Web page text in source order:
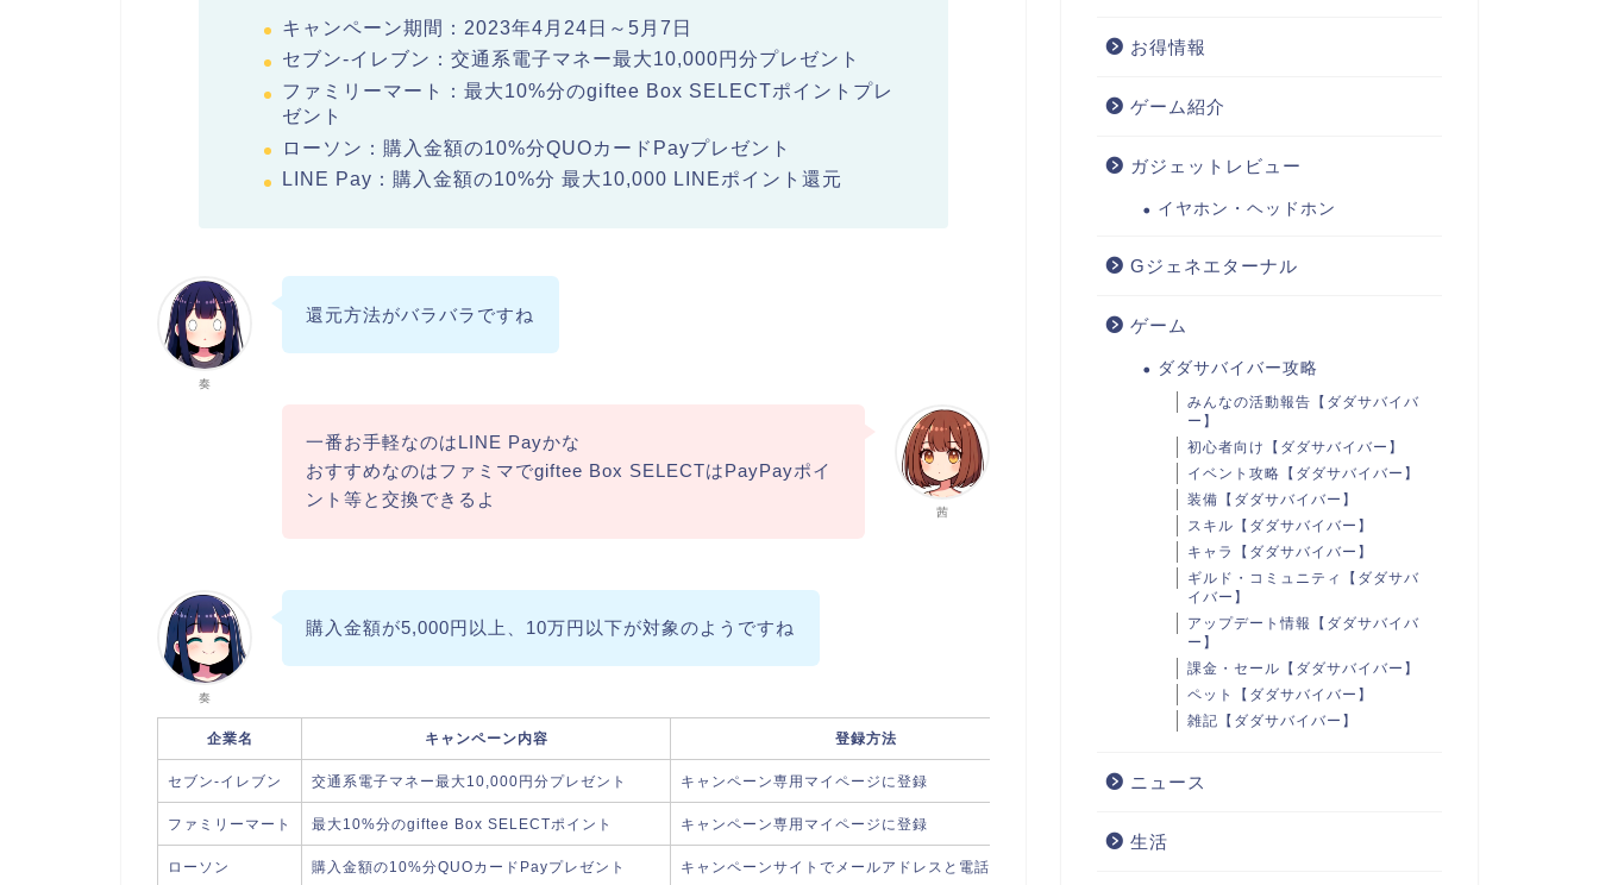
キャンペーン期間：2023年4月24日～5月7日
セブン-イレブン：交通系電子マネー最大10,000円分プレゼント
ファミリーマート：最大10%分のgiftee Box SELECTポイントプレ
ゼント
ローソン：購入金額の10%分QUOカードPayプレゼント
LINE Pay：購入金額の10%分 最大10,000 LINEポイント還元
奏
還元方法がバラバラですね
茜
一番お手軽なのはLINE Payかな
おすすめなのはファミマでgiftee Box SELECTはPayPayポイ
ント等と交換できるよ
奏
購入金額が5,000円以上、10万円以下が対象のようですね
企業名 キャンペーン内容 登録方法
セブン-イレブン 交通系電子マネー最大10,000円分プレゼント キャンペーン専用マイページに登録 バーコード番号、SMS対応端末の電話番号が必要
ファミリーマート 最大10%分のgiftee Box SELECTポイント キャンペーン専用マイページに登録
ローソン 購入金額の10%分QUOカードPayプレゼント キャンペーンサイトでメールアドレスと電話番号登録
お得情報
ゲーム紹介
ガジェットレビュー
イヤホン・ヘッドホン
Gジェネエターナル
ゲーム
ダダサバイバー攻略
みんなの活動報告【ダダサバイバ
ー】
初心者向け【ダダサバイバー】
イベント攻略【ダダサバイバー】
装備【ダダサバイバー】
スキル【ダダサバイバー】
キャラ【ダダサバイバー】
ギルド・コミュニティ【ダダサバ
イバー】
アップデート情報【ダダサバイバ
ー】
課金・セール【ダダサバイバー】
ペット【ダダサバイバー】
雑記【ダダサバイバー】
ニュース
生活